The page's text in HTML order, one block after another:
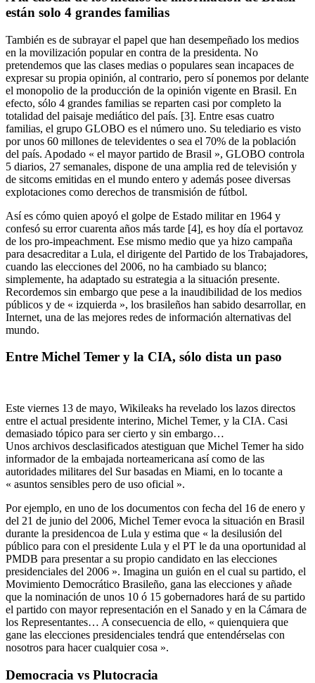
están solo 4 grandes familias
También es de subrayar el papel que han desempeñado los medios
en la movilización popular en contra de la presidenta. No
pretendemos que las clases medias o populares sean incapaces de
expresar su propia opinión, al contrario, pero sí ponemos por delante
el monopolio de la producción de la opinión vigente en Brasil. En
efecto, sólo 4 grandes familias se reparten casi por completo la
totalidad del paisaje mediático del país. [3]. Entre esas cuatro
familias, el grupo GLOBO es el número uno. Su telediario es visto
por unos 60 millones de televidentes o sea el 70% de la población
del país. Apodado « el mayor partido de Brasil », GLOBO controla
5 diarios, 27 semanales, dispone de una amplia red de televisión y
de sitcoms emitidas en el mundo entero y además posee diversas
explotaciones como derechos de transmisión de fútbol.
Así es cómo quien apoyó el golpe de Estado militar en 1964 y
confesó su error cuarenta años más tarde [4], es hoy día el portavoz
de los pro-impeachment. Ese mismo medio que ya hizo campaña
para desacreditar a Lula, el dirigente del Partido de los Trabajadores,
cuando las elecciones del 2006, no ha cambiado su blanco;
simplemente, ha adaptado su estrategia a la situación presente.
Recordemos sin embargo que pese a la inaudibilidad de los medios
públicos y de « izquierda », los brasileños han sabido desarrollar, en
Internet, una de las mejores redes de información alternativas del
mundo.
Entre Michel Temer y la CIA, sólo dista un paso
Este viernes 13 de mayo, Wikileaks ha revelado los lazos directos
entre el actual presidente interino, Michel Temer, y la CIA. Casi
demasiado tópico para ser cierto y sin embargo…
Unos archivos desclasificados atestiguan que Michel Temer ha sido
informador de la embajada norteamericana así como de las
autoridades militares del Sur basadas en Miami, en lo tocante a
« asuntos sensibles pero de uso oficial ».
Por ejemplo, en uno de los documentos con fecha del 16 de enero y
del 21 de junio del 2006, Michel Temer evoca la situación en Brasil
durante la presidencoa de Lula y estima que « la desilusión del
público para con el presidente Lula y el PT le da una oportunidad al
PMDB para presentar a su propio candidato en las elecciones
presidenciales del 2006 ». Imagina un guión en el cual su partido, el
Movimiento Democrático Brasileño, gana las elecciones y añade
que la nominación de unos 10 ó 15 gobernadores hará de su partido
el partido con mayor representación en el Sanado y en la Cámara de
los Representantes… A consecuencia de ello, « quienquiera que
gane las elecciones presidenciales tendrá que entendérselas con
nosotros para hacer cualquier cosa ».
Democracia vs Plutocracia